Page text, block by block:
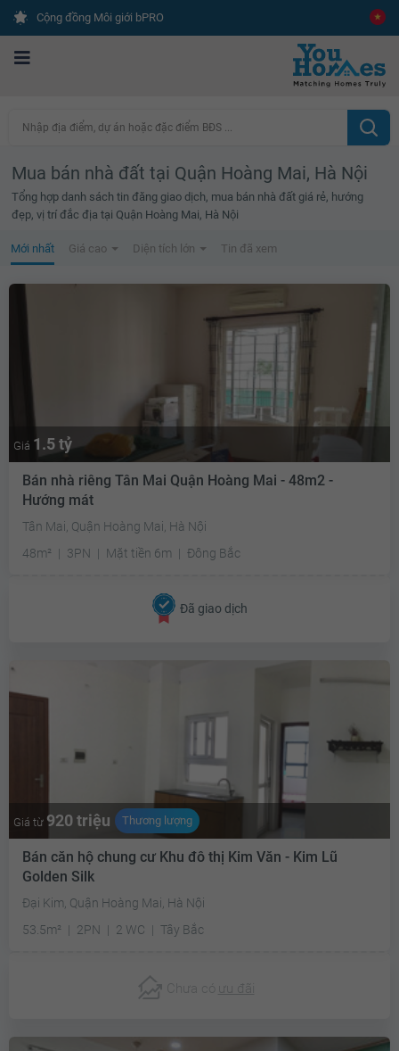
Cộng đồng Môi giới bPRO
Nhập địa điểm, dự án hoặc đặc điểm BĐS ...
Mua bán nhà đất tại Quận Hoàng Mai, Hà Nội
Tổng hợp danh sách tin đăng giao dịch, mua bán nhà đất giá rẻ, hướng
đẹp, vị trí đắc địa tại Quận Hoàng Mai, Hà Nội
Mới nhất Giá cao Diện tích lớn Tin đã xem
Giá 1.5 tỷ
Bán nhà riêng Tân Mai Quận Hoàng Mai - 48m2 -
Hướng mát
Tân Mai, Quận Hoàng Mai, Hà Nội
48m²
3PN Mặt tiền 6m Đông Bắc
Đã giao dịch
Giá từ 920 triệu Thương lượng
Bán căn hộ chung cư Khu đô thị Kim Văn - Kim Lũ
Golden Silk
Đại Kim, Quận Hoàng Mai, Hà Nội
53.5m²
2PN 2 WC Tây Bắc
Chưa có ưu đãi